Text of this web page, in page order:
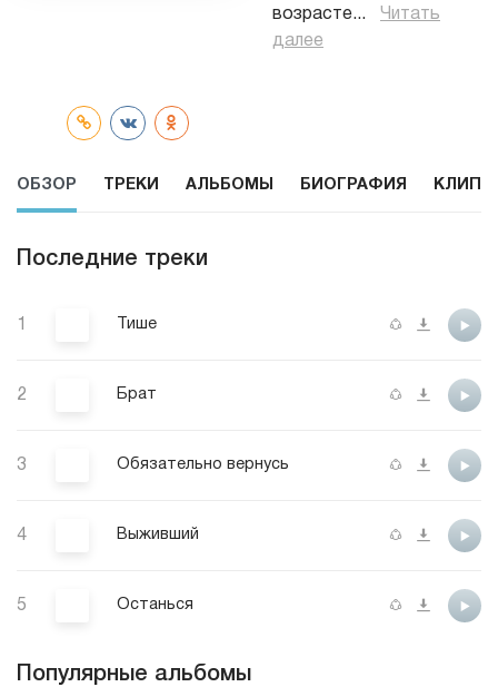
возрасте...
Читать
далее
ОБЗОР ТРЕКИ АЛЬБОМЫ БИОГРАФИЯ КЛИПЫ
Последние треки
Тише
2 Брат
3 Обязательно вернусь
4 Выживший
5 Останься
Популярные альбомы